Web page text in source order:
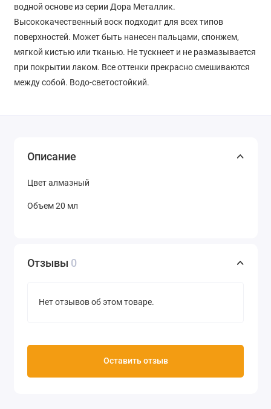
водной основе из серии Дора Металлик.
Высококачественный воск подходит для всех типов
поверхностей. Может быть нанесен пальцами, спонжем,
мягкой кистью или тканью. Не тускнеет и не размазывается
при покрытии лаком. Все оттенки прекрасно смешиваются
между собой. Водо-светостойкий.
Описание
Цвет алмазный
Объем 20 мл
Отзывы 0
Нет отзывов об этом товаре.
Оставить отзыв